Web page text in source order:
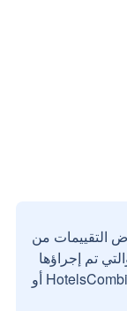
التقييمات من
تم إجراؤها
بواسطة مستخدمين حقيقيين مع HotelsCombined أو